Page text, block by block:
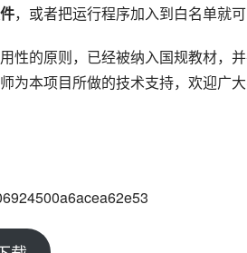
，或者把运行程序加入到白名单就
性的原则，已经被纳入国规教材，
为本项目所做的技术支持，欢迎广